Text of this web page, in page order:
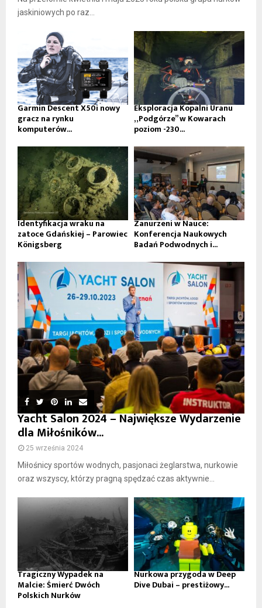
jaskiniowych po raz...
Garmin Descent X50i nowy
gracz na rynku
komputerów...
Eksploracja Kopalni Uranu
„Podgórze” w Kowarach
poziom -230...
Identyfikacja wraku na
zatoce Gdańskiej – Parowiec
Königsberg
Zanurzeni w Nauce:
Konferencja Naukowych
Badań Podwodnych i...
Yacht Salon 2024 – Największe Wydarzenie
dla Miłośników...
25 września 2024
Miłośnicy sportów wodnych, pasjonaci żeglarstwa, nurkowie
oraz wszyscy, którzy pragną spędzać czas aktywnie...
Tragiczny Wypadek na
Malcie: Śmierć Dwóch
Polskich Nurków
Nurkowa przygoda w Deep
Dive Dubai – prestiżowy...